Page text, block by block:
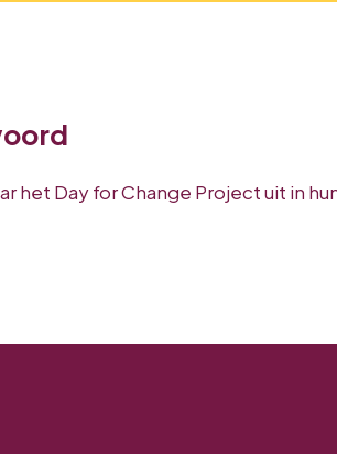
het Day for Change Project uit in